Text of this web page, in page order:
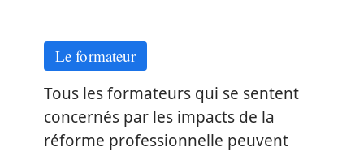
Le formateur
Tous les formateurs qui se sentent
concernés par les impacts de la
réforme professionnelle peuvent